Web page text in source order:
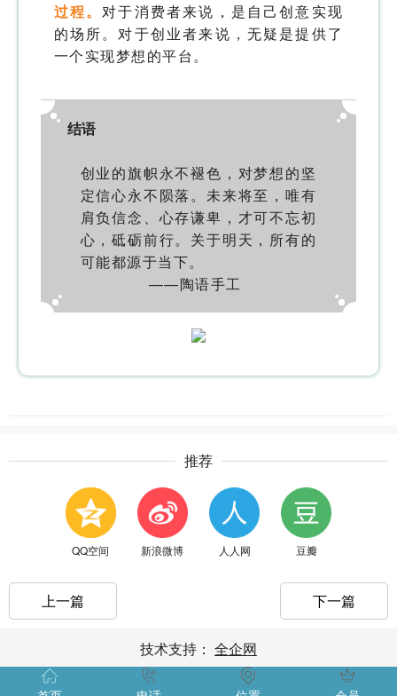
过程。对于消费者来说，是自己创意实现
的场所。对于创业者来说，无疑是提供了
一个实现梦想的平台。
结语
创业的旗帜永不褪色，对梦想的坚
定信心永不陨落。未来将至，唯有
肩负信念、心存谦卑，才可不忘初
心，砥砺前行。关于明天，所有的
可能都源于当下。
——陶语手工
推荐
QQ空间 新浪微博 人人网 豆瓣
上一篇 下一篇
技术支持： 全企网